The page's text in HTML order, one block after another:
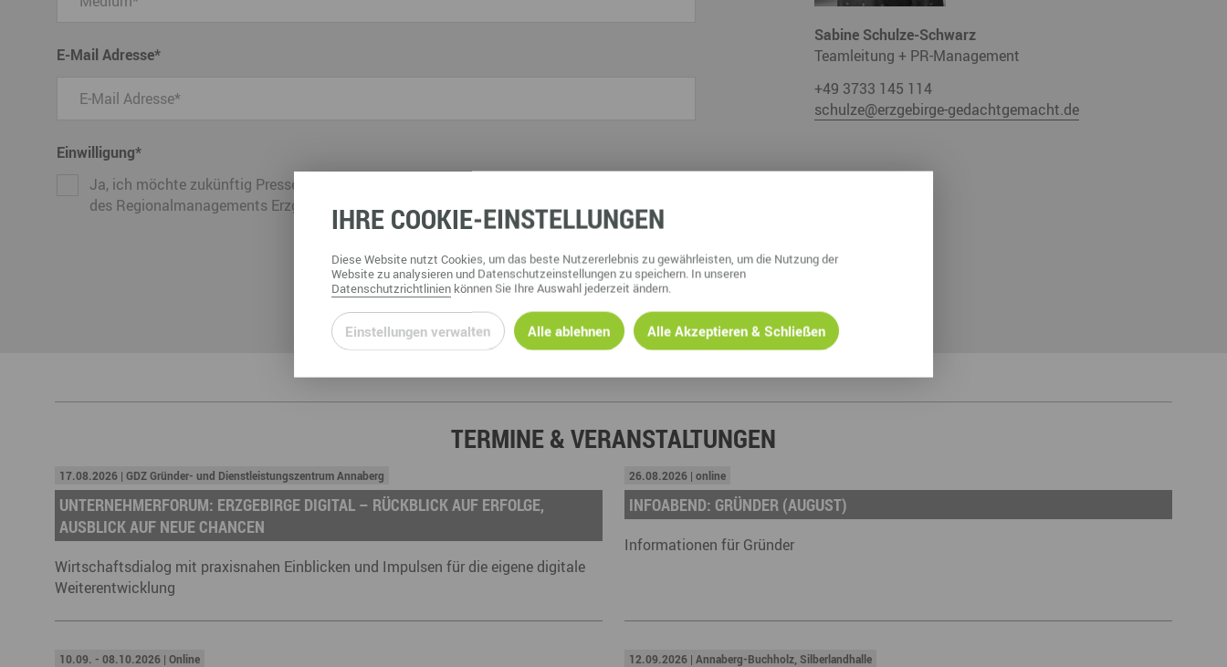
E-Mail Adresse*
Einwilligung*
Ja, ich möchte zukünftig Pressemitteilungen der Wirtschaftsförderung Erzgebirge GmbH und
des Regionalmanagements Erzgebirge an die oben genannte Adresse erhalten.
Sabine Schulze-Schwarz
Teamleitung + PR-Management
+49 3733 145 114
schulze@erzgebirge-gedachtgemacht.de
TERMINE & VERANSTALTUNGEN
17.08.2026 | GDZ Gründer- und Dienstleistungszentrum Annaberg
UNTERNEHMERFORUM: ERZGEBIRGE DIGITAL – RÜCKBLICK AUF ERFOLGE,
AUSBLICK AUF NEUE CHANCEN
Wirtschaftsdialog mit praxisnahen Einblicken und Impulsen für die eigene digitale
Weiterentwicklung
26.08.2026 | online
INFOABEND: GRÜNDER (AUGUST)
Informationen für Gründer
10.09. - 08.10.2026 | Online 12.09.2026 | Annaberg-Buchholz, Silberlandhalle
IHRECOOKIE-EINSTELLUNGEN
DieseWebsite nutzt Cookies, um das beste Nutzererlebnis zu gewährleisten, um die Nutzung der
Websitezu analysieren und Datenschutzeinstellungen zu speichern. In unseren
Datenschutzrichtlinien können Sie Ihre Auswahl jederzeit ändern.
Einstellungen verwalten Alle ablehnen Alle Akzeptieren & Schließen